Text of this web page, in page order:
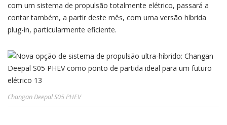
com um sistema de propulsão totalmente elétrico, passará a
contar também, a partir deste mês, com uma versão híbrida
plug-in, particularmente eficiente.
Changan Deepal S05 PHEV